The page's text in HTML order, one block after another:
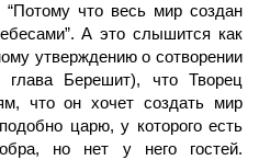
что весь мир создан
А это слышится как
утверждению о сотворении
глава Берешит), чтоТворец
что он хочет создать мир
царю, у которого есть
но нет у него гостей.